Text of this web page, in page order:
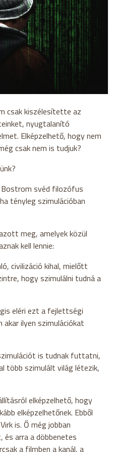
csak kiszélesítette az
nyugtalanító
Elképzelhető, hogy nem
csak nem is tudjuk?
Bostrom svéd filozófus
tényleg szimulációban
meg, amelyek közül
kell lennie:
civilizáció kihal, mielőtt
hogy szimulálni tudná a
eléri ezt a fejlettségi
ilyen szimulációkat
is tudnak futtatni,
több szimulált világ létezik,
elképzelhető, hogy
elképzelhetőnek. Ebből
is. Ő még jobban
arra a döbbenetes
a filmben a kanál, a